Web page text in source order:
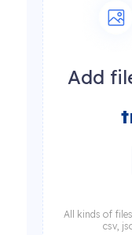
Add
All kinds of
csv,